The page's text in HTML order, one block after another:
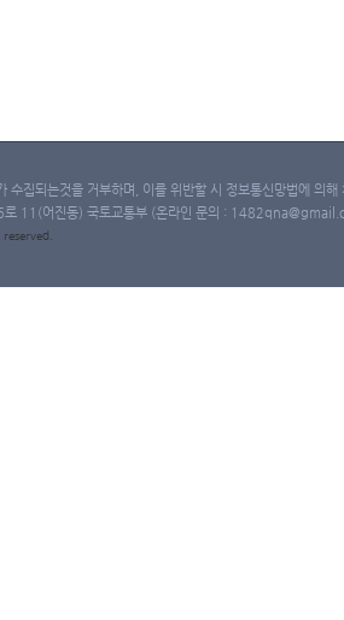
수집되는것을 거부하며, 이를 위반할 시 정보통신망법에 의
로 11(어진동) 국토교통부 (온라인 문의 :
reserved.